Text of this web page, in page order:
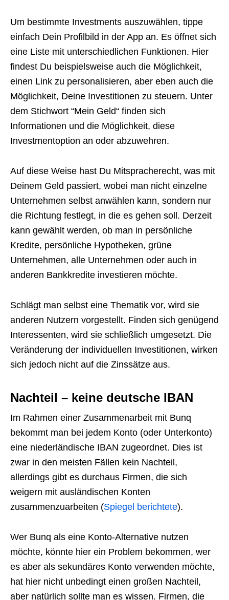
Um bestimmte Investments auszuwählen, tippe
einfach Dein Profilbild in der App an. Es öffnet sich
eine Liste mit unterschiedlichen Funktionen. Hier
findest Du beispielsweise auch die Möglichkeit,
einen Link zu personalisieren, aber eben auch die
Möglichkeit, Deine Investitionen zu steuern. Unter
dem Stichwort “Mein Geld“ finden sich
Informationen und die Möglichkeit, diese
Investmentoption an oder abzuwehren.
Auf diese Weise hast Du Mitspracherecht, was mit
Deinem Geld passiert, wobei man nicht einzelne
Unternehmen selbst anwählen kann, sondern nur
die Richtung festlegt, in die es gehen soll. Derzeit
kann gewählt werden, ob man in persönliche
Kredite, persönliche Hypotheken, grüne
Unternehmen, alle Unternehmen oder auch in
anderen Bankkredite investieren möchte.
Schlägt man selbst eine Thematik vor, wird sie
anderen Nutzern vorgestellt. Finden sich genügend
Interessenten, wird sie schließlich umgesetzt. Die
Veränderung der individuellen Investitionen, wirken
sich jedoch nicht auf die Zinssätze aus.
Nachteil – keine deutsche IBAN
Im Rahmen einer Zusammenarbeit mit Bunq
bekommt man bei jedem Konto (oder Unterkonto)
eine niederländische IBAN zugeordnet. Dies ist
zwar in den meisten Fällen kein Nachteil,
allerdings gibt es durchaus Firmen, die sich
weigern mit ausländischen Konten
zusammenzuarbeiten (Spiegel berichtete).
Wer Bunq als eine Konto-Alternative nutzen
möchte, könnte hier ein Problem bekommen, wer
es aber als sekundäres Konto verwenden möchte,
hat hier nicht unbedingt einen großen Nachteil,
aber natürlich sollte man es wissen. Firmen, die